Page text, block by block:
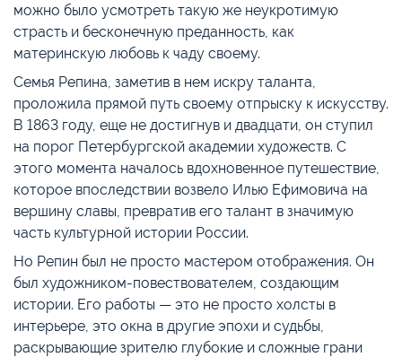
можно было усмотреть такую же неукротимую
страсть и бесконечную преданность, как
материнскую любовь к чаду своему.
Семья Репина, заметив в нем искру таланта,
проложила прямой путь своему отпрыску к искусству.
В 1863 году, еще не достигнув и двадцати, он ступил
на порог Петербургской академии художеств. С
этого момента началось вдохновенное путешествие,
которое впоследствии возвело Илью Ефимовича на
вершину славы, превратив его талант в значимую
часть культурной истории России.
Но Репин был не просто мастером отображения. Он
был художником-повествователем, создающим
истории. Его работы — это не просто холсты в
интерьере, это окна в другие эпохи и судьбы,
раскрывающие зрителю глубокие и сложные грани